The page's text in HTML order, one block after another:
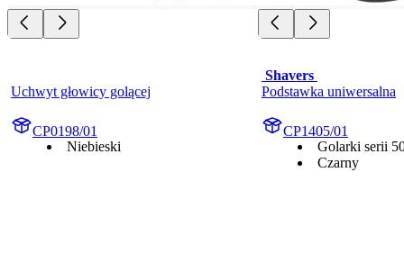
Uchwyt głowicy golącej
CP0198/01
Niebieski
Shavers
Podstawka uniwersalna
CP1405/01
Golarki serii
Czarny